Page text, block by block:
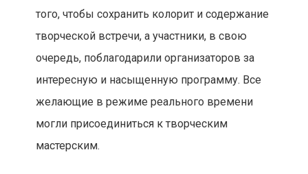
того, чтобы сохранить колорит и содержание
творческой встречи, а участники, в свою
очередь, поблагодарили организаторов за
интересную и насыщенную программу. Все
желающие в режиме реального времени
могли присоединиться к творческим
мастерским.